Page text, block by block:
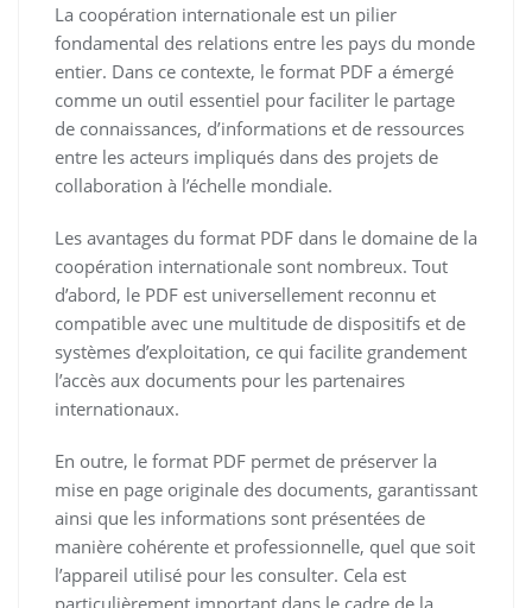
La coopération internationale est un pilier
fondamental des relations entre les pays du monde
entier. Dans ce contexte, le format PDF a émergé
comme un outil essentiel pour faciliter le partage
de connaissances, d’informations et de ressources
entre les acteurs impliqués dans des projets de
collaboration à l’échelle mondiale.
Les avantages du format PDF dans le domaine de la
coopération internationale sont nombreux. Tout
d’abord, le PDF est universellement reconnu et
compatible avec une multitude de dispositifs et de
systèmes d’exploitation, ce qui facilite grandement
l’accès aux documents pour les partenaires
internationaux.
En outre, le format PDF permet de préserver la
mise en page originale des documents, garantissant
ainsi que les informations sont présentées de
manière cohérente et professionnelle, quel que soit
l’appareil utilisé pour les consulter. Cela est
particulièrement important dans le cadre de la